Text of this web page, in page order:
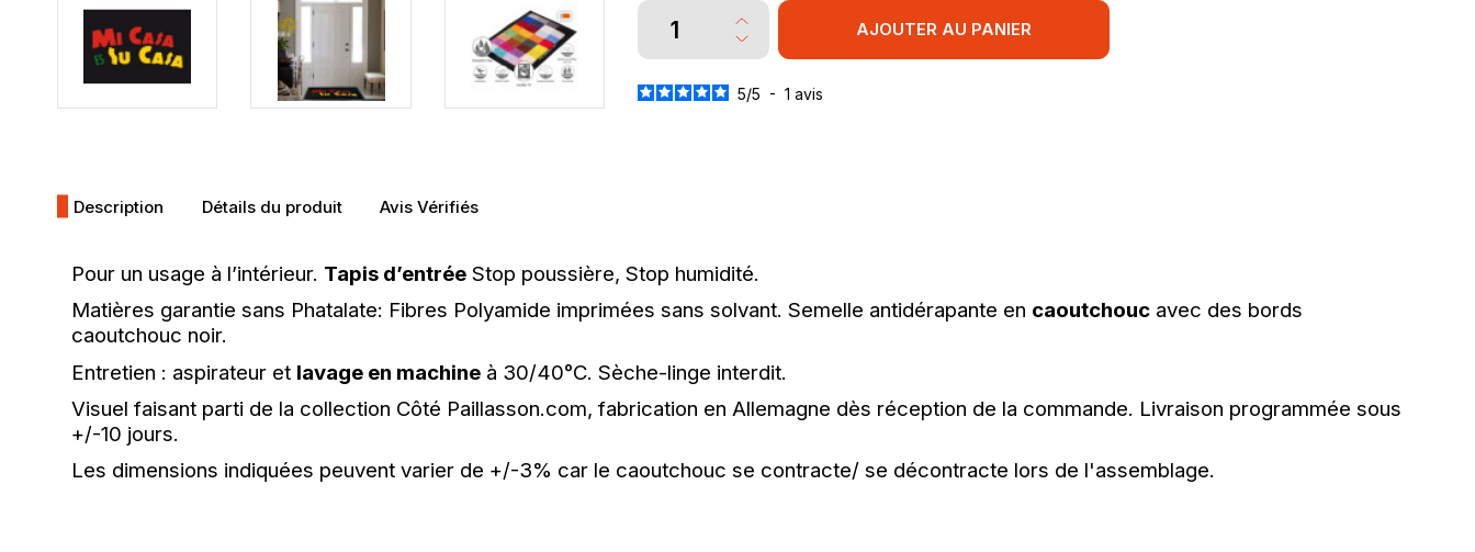
AJOUTER AU PANIER
5/5 - 1avis
Description Détails du produit Avis Vérifiés
Pour un usage à l’intérieur. Tapis d’entrée Stop poussière, Stop humidité.
Matières garantie sans Phatalate: Fibres Polyamide imprimées sans solvant. Semelle antidérapante en caoutchouc avec des bords
caoutchouc noir.
Entretien : aspirateur et lavage en machine à 30/40°C. Sèche-linge interdit.
Visuel faisant parti de la collection Côté Paillasson.com, fabrication en Allemagne dès réception de la commande. Livraison programmée sous
+/-10 jours.
Les dimensions indiquées peuvent varier de +/-3% car le caoutchouc se contracte/ se décontracte lors de l'assemblage.